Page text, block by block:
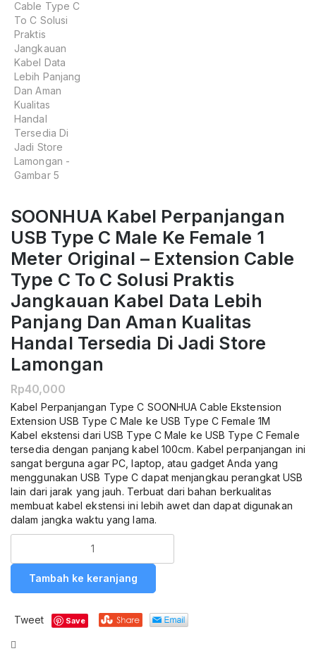
SOONHUA Kabel Perpanjangan
USB Type C Male Ke Female 1
Meter Original – Extension Cable
Type C To C Solusi Praktis
Jangkauan Kabel Data Lebih
Panjang Dan Aman Kualitas
Handal Tersedia Di Jadi Store
Lamongan
Rp40,000
Kabel Perpanjangan Type C SOONHUA Cable Ekstension
Extension USB Type C Male ke USB Type C Female 1M
Kabel ekstensi dari USB Type C Male ke USB Type C Female
tersedia dengan panjang kabel 100cm. Kabel perpanjangan ini
sangat berguna agar PC, laptop, atau gadget Anda yang
menggunakan USB Type C dapat menjangkau perangkat USB
lain dari jarak yang jauh. Terbuat dari bahan berkualitas
membuat kabel ekstensi ini lebih awet dan dapat digunakan
dalam jangka waktu yang lama.
Kabel
Perpanjangan
USB
C
Male
Tambah ke keranjang
Tweet Save